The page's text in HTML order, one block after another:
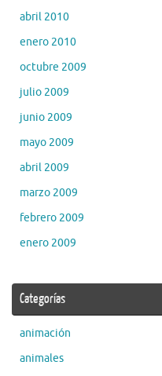
abril 2010
enero 2010
octubre 2009
julio 2009
junio 2009
mayo 2009
abril 2009
marzo 2009
febrero 2009
enero 2009
Categorías
animación
animales